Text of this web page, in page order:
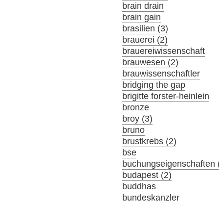
brain drain
brain gain
brasilien (3)
brauerei (2)
brauereiwissenschaft
brauwesen (2)
brauwissenschaftler
bridging the gap
brigitte forster-heinlein
bronze
broy (3)
bruno
brustkrebs (2)
bse
buchungseigenschaften
budapest (2)
buddhas
bundeskanzler